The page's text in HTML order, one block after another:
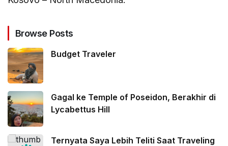
Browse Posts
Budget Traveler
Gagal ke Temple of Poseidon, Berakhir di
Lycabettus Hill
Ternyata Saya Lebih Teliti Saat Traveling